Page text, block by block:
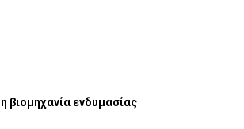
βιομηχανία ενδυμασίας